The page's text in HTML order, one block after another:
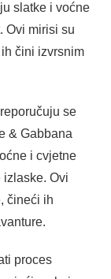
slatke i voćne
Ovi mirisi su
čini izvrsnim
se
& Gabbana
i cvjetne
izlaske. Ovi
čineći ih
proces